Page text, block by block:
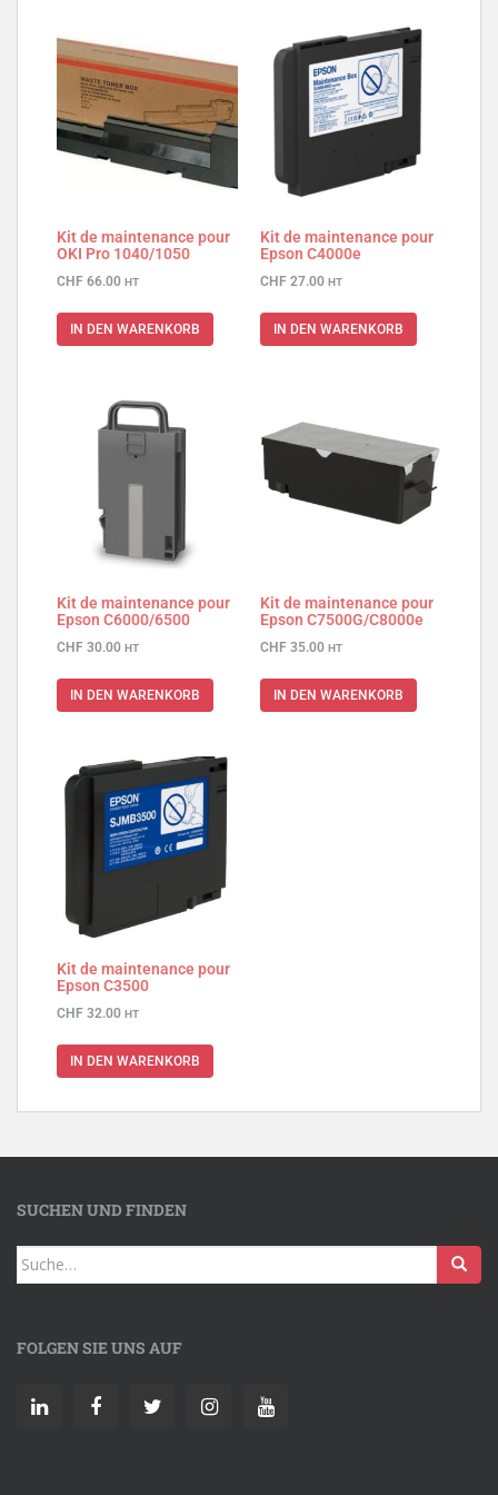
Kit de maintenance pour
OKI Pro 1040/1050
CHF 66.00 HT
IN DEN WARENKORB
Kit de maintenance pour
Epson C4000e
CHF 27.00 HT
IN DEN WARENKORB
Kit de maintenance pour
Epson C6000/6500
CHF 30.00 HT
IN DEN WARENKORB
Kit de maintenance pour
Epson C7500G/C8000e
CHF 35.00 HT
IN DEN WARENKORB
Kit de maintenance pour
Epson C3500
CHF 32.00 HT
IN DEN WARENKORB
SUCHEN UND FINDEN
FOLGEN SIE UNS AUF